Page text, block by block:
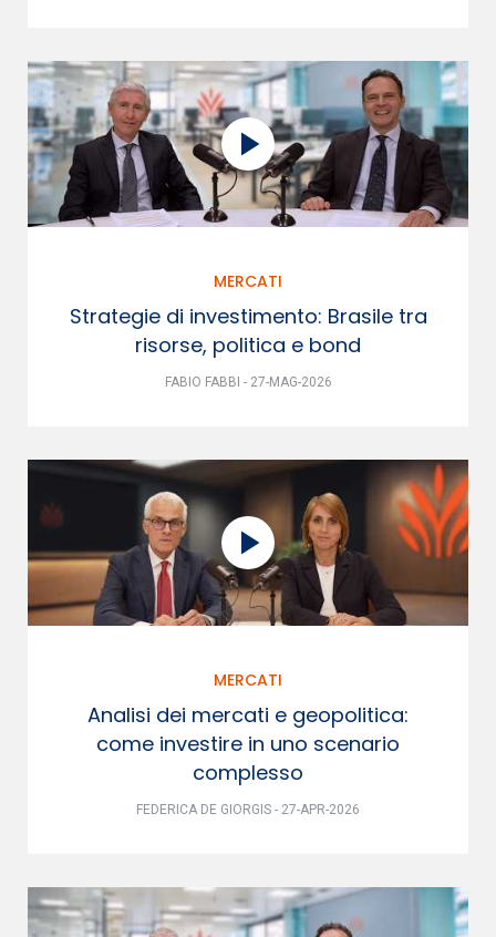
MERCATI
Strategie di investimento: Brasile tra
risorse, politica e bond
FABIO FABBI - 27-MAG-2026
MERCATI
Analisi dei mercati e geopolitica:
come investire in uno scenario
complesso
FEDERICA DE GIORGIS - 27-APR-2026